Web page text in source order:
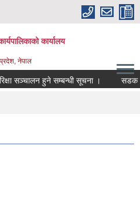
कार्यालय
प्रदेश, नेपाल
सञ्चालन हुने सम्बन्धी सूचना । सडक